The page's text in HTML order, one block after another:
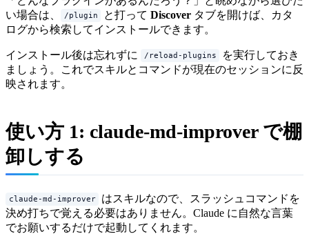
い場合は、
/plugin と打ってDiscover タブを開けば、カタ
ログから検索してインストールできます。
インストール後は忘れずに /reload-plugins
を実行しておき
ましょう。これでスキルとコマンドが現在のセッションに反
映されます。
使い方 1: claude-md-improver で棚
卸しする
claude-md-improver
はスキルなので、スラッシュコマンドを
決め打ちで覚える必要はありません。Claude に自然な言葉
でお願いするだけで起動してくれます。